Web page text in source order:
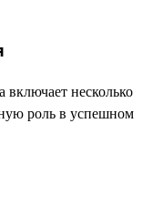
включает несколько
роль в успешном